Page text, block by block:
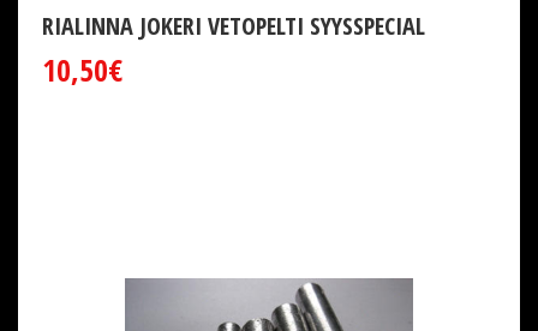
RIALINNA JOKERI VETOPELTI SYYSSPECIAL
10,50€